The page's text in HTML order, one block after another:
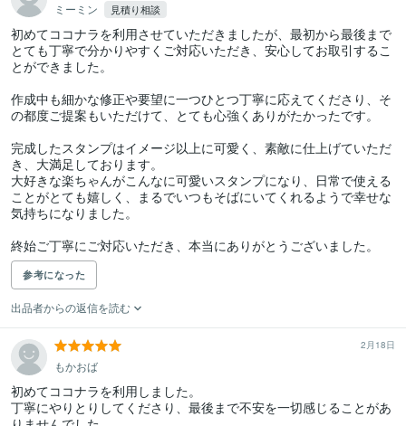
ミーミン 見積り相談
初めてココナラを利用させていただきましたが、最初から最後まで
とても丁寧で分かりやすくご対応いただき、安心してお取引するこ
とができました。
作成中も細かな修正や要望に一つひとつ丁寧に応えてくださり、そ
の都度ご提案もいただけて、とても心強くありがたかったです。
完成したスタンプはイメージ以上に可愛く、素敵に仕上げていただ
き、大満足しております。
大好きな楽ちゃんがこんなに可愛いスタンプになり、日常で使える
ことがとても嬉しく、まるでいつもそばにいてくれるようで幸せな
気持ちになりました。
参考になった
出品者からの返信を読む
2月18日
もかおば
初めてココナラを利用しました。
丁寧にやりとりしてくださり、最後まで不安を一切感じることがあ